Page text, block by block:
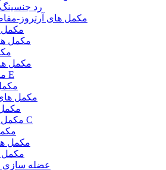
رد جنسینگ
مکمل های آرتروز-
مکمل
مکمل
مکمل ویتامین E
مکمل
مکمل های ویتامین C
مکمل
مکمل
عضله سازی